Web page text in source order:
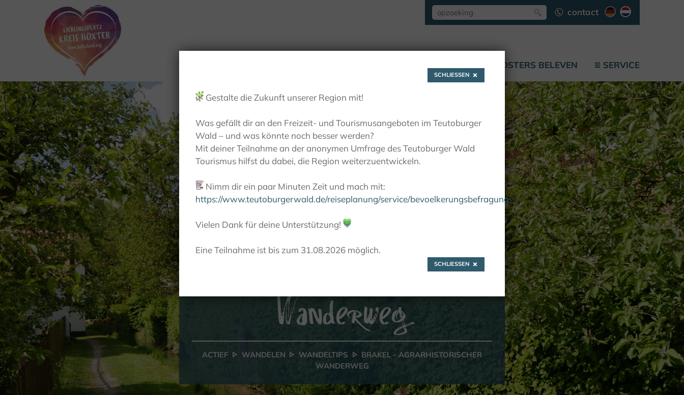
contact
KLOOSTERS BELEVEN SERVICE
Brakel -
Agrarhistorischer
Wanderweg
ACTIEF WANDELEN WANDELTIPS
BRAKEL - AGRARHISTORISCHER
WANDERWEG
SCHLIESSEN
🌿 Gestalte die Zukunft unserer Region mit!
Was gefällt dir an den Freizeit- und Tourismusangeboten im Teutoburger
Wald – und was könnte noch besser werden?
Mit deiner Teilnahme an der anonymen Umfrage des Teutoburger Wald
Tourismus hilfst du dabei, die Region weiterzuentwickeln.
📝 Nimm dir ein paar Minuten Zeit und mach mit:
https://www.teutoburgerwald.de/reiseplanung/service/bevoelkerungsbefragung
Vielen Dank für deine Unterstützung! 💚
Eine Teilnahme ist bis zum 31.08.2026 möglich.
SCHLIESSEN